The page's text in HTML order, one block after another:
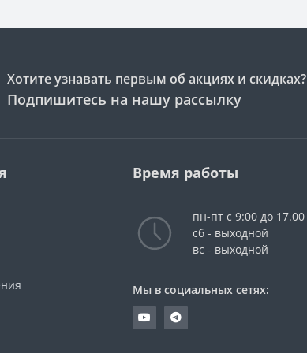
Хотите узнавать первым об акциях и скидках?
Подпишитесь на нашу рассылку
Время работы
пн-пт с 9:00 до 17.00
сб - выходной
вс - выходной
Мы в социальных сетях: